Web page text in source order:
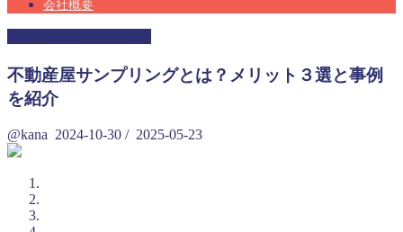
会社概要
不動産屋サンプリングとは？メリット３選と事例
を紹介
@kana 2024-10-30 / 2025-05-23